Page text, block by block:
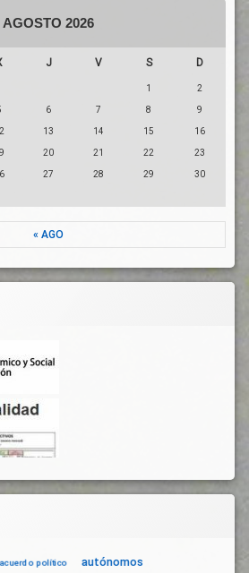
AGOSTO 2026
J V S D
1 2
6 7 8 9
13 14 15 16
20 21 22 23
27 28 29 30
« AGO
acuerdo político autónomos